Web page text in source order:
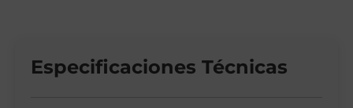
Especificaciones Técnicas